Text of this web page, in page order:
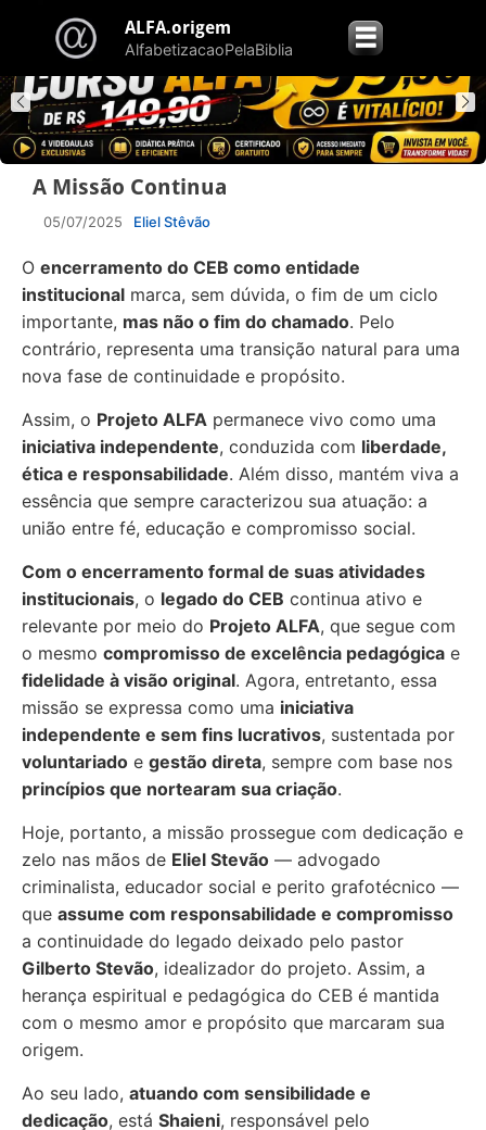
ALFA.origem
AlfabetizacaoPelaBiblia ☰
A Missão Continua
05/07/2025 Eliel Stêvão
O encerramento do CEB como entidade
institucional marca, sem dúvida, o fim de um ciclo
importante, mas não o fim do chamado. Pelo
contrário, representa uma transição natural para uma
nova fase de continuidade e propósito.
Assim, o Projeto ALFA permanece vivo como uma
iniciativa independente, conduzida com liberdade,
ética e responsabilidade. Além disso, mantém viva a
essência que sempre caracterizou sua atuação: a
união entre fé, educação e compromisso social.
Com o encerramento formal de suas atividades
institucionais, o legado do CEB continua ativo e
relevante por meio do Projeto ALFA, que segue com
o mesmo compromisso de excelência pedagógica e
fidelidade à visão original. Agora, entretanto, essa
missão se expressa como uma iniciativa
independente e sem fins lucrativos, sustentada por
voluntariado e gestão direta, sempre com base nos
princípios que nortearam sua criação.
Hoje, portanto, a missão prossegue com dedicação e
zelo nas mãos de Eliel Stevão — advogado
criminalista, educador social e perito grafotécnico —
que assume com responsabilidade e compromisso
a continuidade do legado deixado pelo pastor
Gilberto Stevão, idealizador do projeto. Assim, a
herança espiritual e pedagógica do CEB é mantida
com o mesmo amor e propósito que marcaram sua
origem.
Ao seu lado, atuando com sensibilidade e
dedicação, está Shaieni, responsável pelo